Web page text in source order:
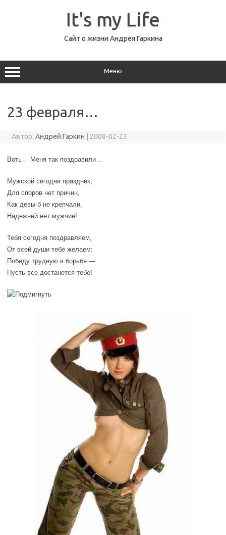
It's my Life
Сайт о жизни Андрея Гаркина
Меню
23 февраля…
Автор: Андрей Гаркин 2008-02-23
Воть… Меня так поздравили…
Мужской сегодня праздник,
Для споров нет причин,
Как девы б не крепчали,
Надежней нет мужчин!
Тебя сегодня поздравляем,
От всей души тебе желаем:
Победу трудную в борьбе —
Пусть все достанется тебе!